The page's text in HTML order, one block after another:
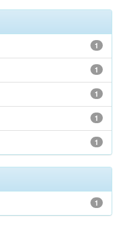
1
1
1
1
1
1